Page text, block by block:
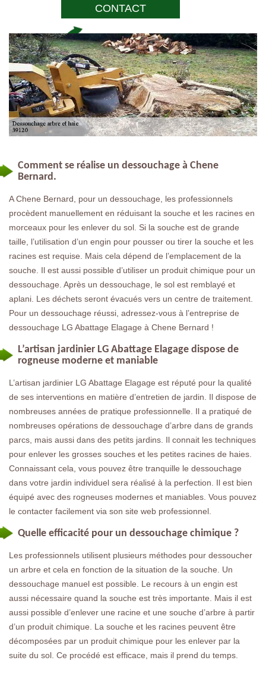
CONTACT
Comment se réalise un dessouchage à Chene
Bernard.
A Chene Bernard, pour un dessouchage, les professionnels
procèdent manuellement en réduisant la souche et les racines en
morceaux pour les enlever du sol. Si la souche est de grande
taille, l’utilisation d’un engin pour pousser ou tirer la souche et les
racines est requise. Mais cela dépend de l’emplacement de la
souche. Il est aussi possible d’utiliser un produit chimique pour un
dessouchage. Après un dessouchage, le sol est remblayé et
aplani. Les déchets seront évacués vers un centre de traitement.
Pour un dessouchage réussi, adressez-vous à l’entreprise de
dessouchage LG Abattage Elagage à Chene Bernard !
L’artisan jardinier LG Abattage Elagage dispose de
rogneuse moderne et maniable
L’artisan jardinier LG Abattage Elagage est réputé pour la qualité
de ses interventions en matière d’entretien de jardin. Il dispose de
nombreuses années de pratique professionnelle. Il a pratiqué de
nombreuses opérations de dessouchage d’arbre dans de grands
parcs, mais aussi dans des petits jardins. Il connait les techniques
pour enlever les grosses souches et les petites racines de haies.
Connaissant cela, vous pouvez être tranquille le dessouchage
dans votre jardin individuel sera réalisé à la perfection. Il est bien
équipé avec des rogneuses modernes et maniables. Vous pouvez
le contacter facilement via son site web professionnel.
Quelle efficacité pour un dessouchage chimique ?
Les professionnels utilisent plusieurs méthodes pour dessoucher
un arbre et cela en fonction de la situation de la souche. Un
dessouchage manuel est possible. Le recours à un engin est
aussi nécessaire quand la souche est très importante. Mais il est
aussi possible d’enlever une racine et une souche d’arbre à partir
d’un produit chimique. La souche et les racines peuvent être
décomposées par un produit chimique pour les enlever par la
suite du sol. Ce procédé est efficace, mais il prend du temps.